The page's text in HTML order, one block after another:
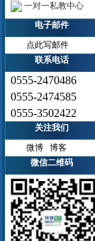
29个
额，最开
号。
• 0631
• 0811
一对一私教中心
电子邮件
点此写邮件
联系电话
0555-2470486
0555-2474585
0555-3502422
关注我们
微博
博客
微信二维码